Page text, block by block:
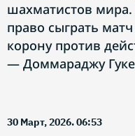
шахматистов
право сыграть
корону против
— Доммараджу
30 Март, 2026. 06:53